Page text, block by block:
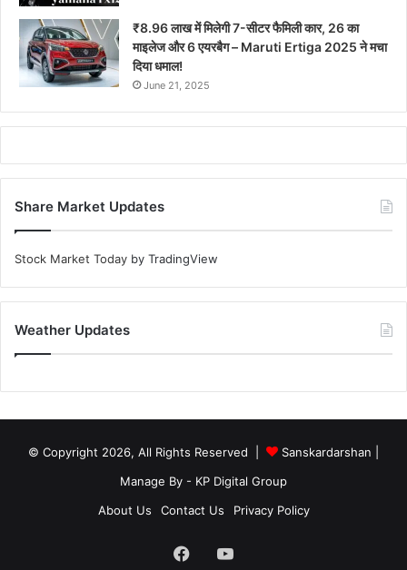
₹8.96 लाख में मिलेगी 7-सीटर फैमिली कार, 26 का
माइलेज और 6 एयरबैग – Maruti Ertiga 2025 ने मचा
दिया धमाल!
June 21, 2025
Share Market Updates
Stock Market Today by TradingView
Weather Updates
© Copyright 2026, All Rights Reserved | Sanskardarshan
Manage By - KP Digital Group
About Us
Contact Us Privacy Policy
FacebookYouTube